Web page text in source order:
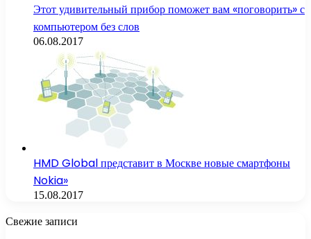
Этот удивительный прибор поможет вам «поговорить» с
компьютером без слов
06.08.2017
HMD Global представит в Москве новые смартфоны
Nokia»
15.08.2017
Свежие записи